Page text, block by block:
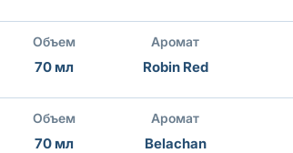
Объем
70 мл
Аромат
Robin Red
Объем
70 мл
Аромат
Belachan